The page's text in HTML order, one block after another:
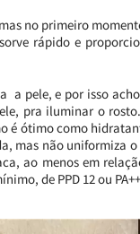
no primeiro
rápido e
a pele, e por isso
pra iluminar o
é ótimo como
mas não uniformiza o
ao menos em
de PPD 12 ou